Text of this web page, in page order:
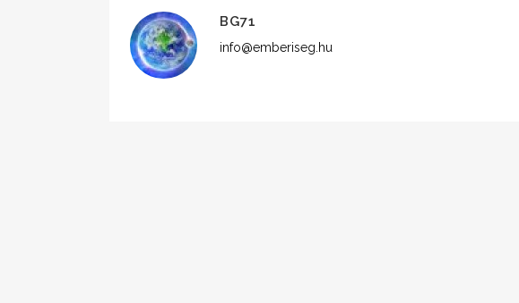
BG71
info@emberiseg.hu